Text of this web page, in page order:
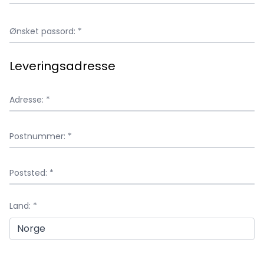
Ønsket passord: *
Leveringsadresse
Adresse: *
Postnummer: *
Poststed: *
Land: *